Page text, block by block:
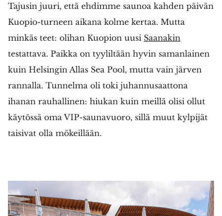
Tajusin juuri, että ehdimme saunoa kahden päivän
Kuopio-turneen aikana kolme kertaa. Mutta
minkäs teet: olihan Kuopion uusi Saanakin
testattava. Paikka on tyyliltään hyvin samanlainen
kuin Helsingin Allas Sea Pool, mutta vain järven
rannalla. Tunnelma oli toki juhannusaattona
ihanan rauhallinen: hiukan kuin meillä olisi ollut
käytössä oma VIP-saunavuoro, sillä muut kylpijät
taisivat olla mökeillään.